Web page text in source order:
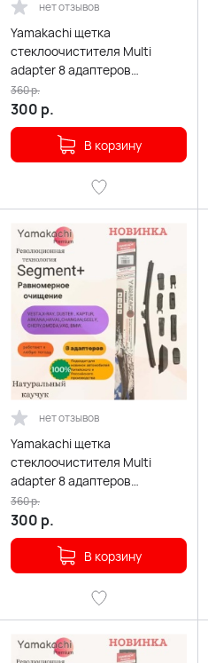
нет отзывов
Yamakachi щетка
стеклоочистителя Multi
adapter 8 адаптеров
бескаркасная 425мм
300 р.
360р.
В корзину
нет отзывов
Yamakachi щетка
стеклоочистителя Multi
adapter 8 адаптеров
бескаркасная 525мм
300 р.
360р.
В корзину